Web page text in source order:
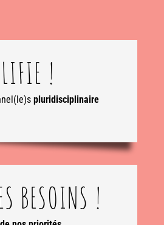
!
pluridisciplinaire
BESOINS !